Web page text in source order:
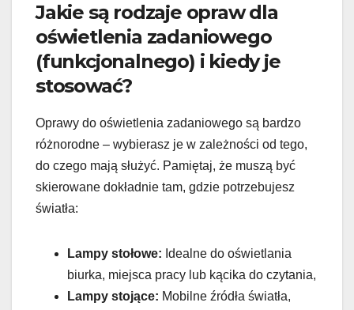
Jakie są rodzaje opraw dla
oświetlenia zadaniowego
(funkcjonalnego) i kiedy je
stosować?
Oprawy do oświetlenia zadaniowego są bardzo
różnorodne – wybierasz je w zależności od tego,
do czego mają służyć. Pamiętaj, że muszą być
skierowane dokładnie tam, gdzie potrzebujesz
światła:
Lampy stołowe: Idealne do oświetlania
biurka, miejsca pracy lub kącika do czytania,
Lampy stojące: Mobilne źródła światła,